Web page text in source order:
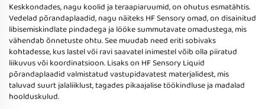
Keskkondades, nagu koolid ja teraapiaruumid, on ohutus esmatähtis.
Vedelad põrandaplaadid, nagu näiteks HF Sensory omad, on disainitud
libisemiskindlate pindadega ja lööke summutavate omadustega, mis
vähendab õnnetuste ohtu. See muudab need eriti sobivaks
kohtadesse, kus lastel või ravi saavatel inimestel võib olla piiratud
liikuvus või koordinatsioon. Lisaks on HF Sensory Liquid
põrandaplaadid valmistatud vastupidavatest materjalidest, mis
taluvad suurt jalaliiklust, tagades pikaajalise töökindluse ja madalad
hoolduskulud.